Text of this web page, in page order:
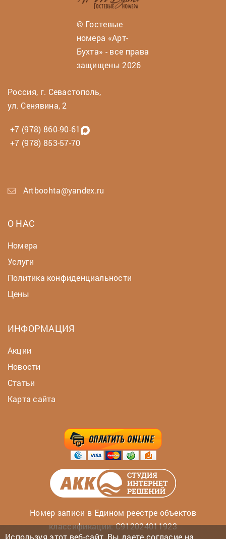
© Гостевые
номера «Арт-
Бухта» - все права
защищены 2026
Россия, г. Севастополь,
ул. Сенявина, 2
+7 (978) 860-90-61
+7 (978) 853-57-70
Artboohta@yandex.ru
О НАС
Номера
Услуги
Политика конфиденциальности
Цены
ИНФОРМАЦИЯ
Акции
Новости
Статьи
Карта сайта
Номер записи в Едином реестре объектов
классификации: С912024011923
Используя этот веб-сайт, Вы даете согласие на